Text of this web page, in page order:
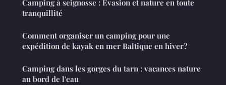
Camping à seignosse : Évasion et nature en toute
tranquillité
Comment organiser un camping pour une
expédition de kayak en mer Baltique en hiver?
Camping dans les gorges du tarn : vacances nature
au bord de l'eau